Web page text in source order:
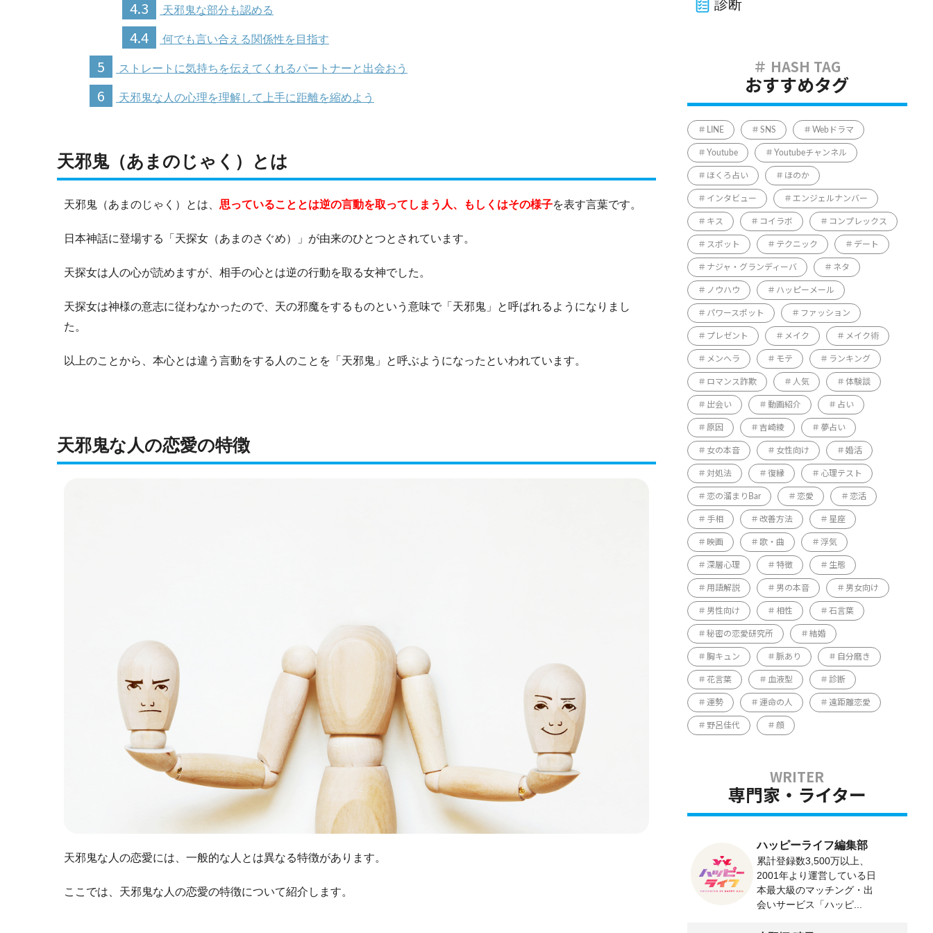
4.3 天邪鬼な部分も認める
4.4 何でも言い合える関係性を目指す
5 ストレートに気持ちを伝えてくれるパートナーと出会おう
6 天邪鬼な人の心理を理解して上手に距離を縮めよう
天邪鬼（あまのじゃく）とは
天邪鬼（あまのじゃく）とは、 思っていることとは逆の言動を取ってしまう人、もしくはその様子を表す言葉です。
日本神話に登場する「天探女（あまのさぐめ）」が由来のひとつとされています。
天探女は人の心が読めますが、相手の心とは逆の行動を取る女神でした。
天探女は神様の意志に従わなかったので、天の邪魔をするものという意味で「天邪鬼」と呼ばれるようになりまし
た。
以上のことから、本心とは違う言動をする人のことを「天邪鬼」と呼ぶようになったといわれています。
天邪鬼な人の恋愛の特徴
天邪鬼な人の恋愛には、一般的な人とは異なる特徴があります。
ここでは、天邪鬼な人の恋愛の特徴について紹介します。
診断
おすすめタグ
LINE SNS Webドラマ
Youtube Youtubeチャンネル
ほくろ占い ほのか
インタビュー エンジェルナンバー
キス コイラボ コンプレックス
スポット テクニック デート
ナジャ・グランディーバ ネタ
ノウハウ ハッピーメール
パワースポット ファッション
プレゼント メイク メイク術
メンヘラ モテ ランキング
ロマンス詐欺 人気 体験談
出会い 動画紹介 占い
原因 吉崎綾 夢占い
女の本音 女性向け 婚活
対処法 復縁 心理テスト
恋の溜まりBar 恋愛 恋活
手相 改善方法 星座
映画 歌・曲 浮気
深層心理 特徴 生態
用語解説 男の本音 男女向け
男性向け 相性 石言葉
秘密の恋愛研究所 結婚
胸キュン 脈あり 自分磨き
花言葉 血液型 診断
運勢 運命の人 遠距離恋愛
野呂佳代 顔
専門家・ライター
ハッピーライフ編集部
累計登録数3,500万以上、
2001年より運営している日
本最大級のマッチング・出
会いサービス「ハッピ...